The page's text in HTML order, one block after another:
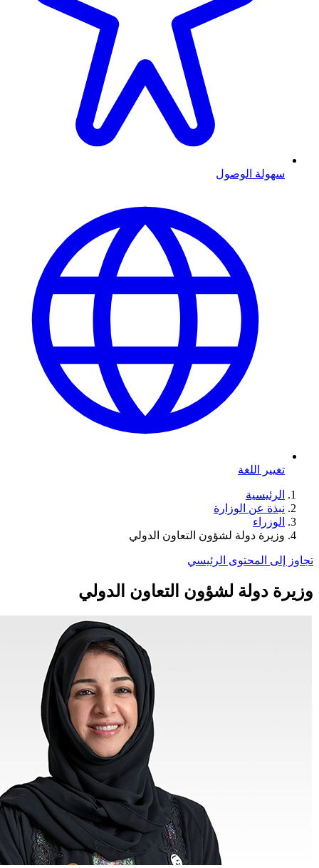
سهولة الوصول
تغيير اللغة
الرئيسية
نبذة عن الوزارة
الوزراء
وزيرة دولة لشؤون التعاون الدولي
تجاوز إلى المحتوى الرئيسي
وزيرة دولة لشؤون التعاون الدولي